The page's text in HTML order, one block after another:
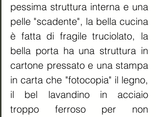
pessima struttura interna e una
pelle "scadente", la bella cucina
è fatta di fragile truciolato, la
bella porta ha una struttura in
cartone pressato e una stampa
in carta che "fotocopia" il legno,
il bel lavandino in acciaio
troppo ferroso per non